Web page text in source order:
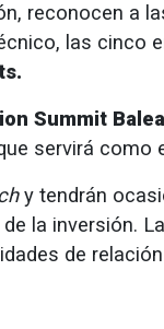
reconocen a
las
Summit
servirá
y tendrán
la inversión.
de